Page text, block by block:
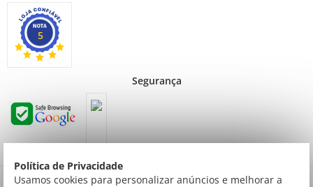
Política de Privacidade
Usamos cookies para personalizar anúncios e melhorar a
5
Segurança
Preços válidos para consumidor final não contribuinte. Preços exclusivos para compras